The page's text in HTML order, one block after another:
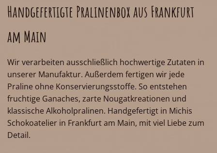
Handgefertigte Pralinenbox aus Frankfurt
am Main
Wir verarbeiten ausschließlich hochwertige Zutaten in
unserer Manufaktur. Außerdem fertigen wir jede
Praline ohne Konservierungsstoffe. So entstehen
fruchtige Ganaches, zarte Nougatkreationen und
klassische Alkoholpralinen. Handgefertigt in Michis
Schokoatelier in Frankfurt am Main, mit viel Liebe zum
Detail.